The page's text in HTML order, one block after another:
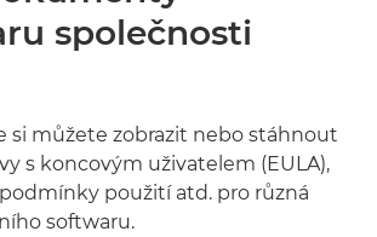
společnosti
si můžete zobrazit nebo stáhnout
s koncovým uživatelem (EULA),
použití atd. pro různá
softwaru.